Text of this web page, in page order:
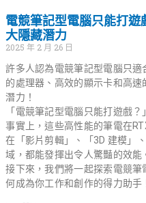
電競筆記型電腦只能打遊
大隱藏潛力
2025 年 2 月 26 日
許多人認為電競筆記型電腦只
的處理器、高效的顯示卡和高
潛力！
「電競筆記型電腦只能打遊戲
事實上，這些高性能的筆電在
在「影片剪輯」、「3D 建模」
域，都能發揮出令人驚豔的效能
接下來，我們將一起探索電競
何成為你工作和創作的得力助手